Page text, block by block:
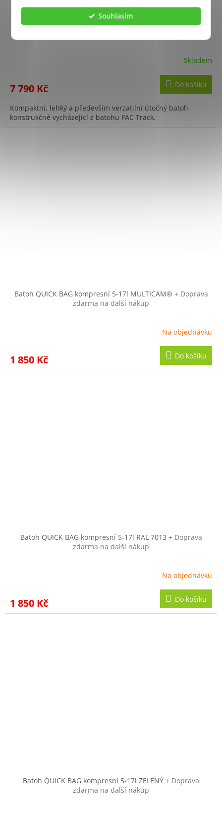
Souhlasím
A
R
M
Skladem
7 790 Kč Do košíku
Kompaktní, lehký a především verzatilní útočný batoh
konstrukčně vycházející z batohu FAC Track.
Batoh QUICK BAG kompresní 5-17l MULTICAM® + Doprava
zdarma na další nákup
Na objednávku
1 850 Kč Do košíku
Batoh QUICK BAG kompresní 5-17l RAL 7013 + Doprava
zdarma na další nákup
Na objednávku
1 850 Kč Do košíku
Batoh QUICK BAG kompresní 5-17l ZELENÝ + Doprava
zdarma na další nákup